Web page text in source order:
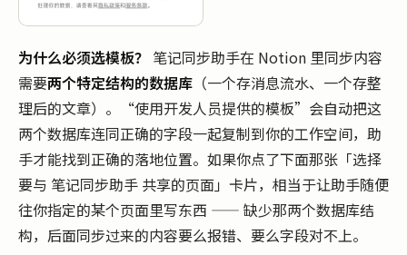
为什么必须选模板？ 笔记同步助手在 Notion 里同步内容
需要两个特定结构的数据库 （一个存消息流水、一个存整
理后的文章）。“使用开发人员提供的模板”会自动把这
两个数据库连同正确的字段一起复制到你的工作空间，助
手才能找到正确的落地位置。如果你点了下面那张「选择
要与 笔记同步助手 共享的页面」卡片，相当于让助手随便
往你指定的某个页面里写东西 —— 缺少那两个数据库结
构，后面同步过来的内容要么报错、要么字段对不上。